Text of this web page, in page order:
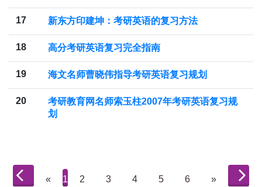
17 新东方印建坤：考研英语的复习方法
18 高分考研英语复习完全指南
19 海文名师曹晓伟指导考研英语复习规划
20
考研教育网名师索玉柱2007年考研英语复习规
划
« 1 2 3 4 5 6 »